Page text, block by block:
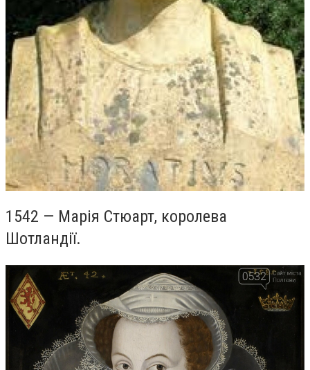
1542 — Марія Стюарт, королева
Шотландії.